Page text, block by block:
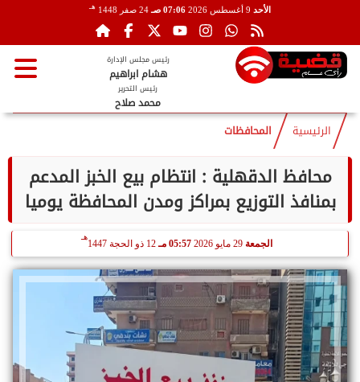
الأحد 07:06 صـ 24 صفر 1448 هـ
رئيس مجلس الإدارة
هشام ابراهيم
رئيس التحرير
محمد صلاح
الرئيسية المحافظات
محافظ الدقهلية : انتظام بيع الخبز المدعم
بمنافذ التوزيع بمراكز ومدن المحافظة يوميا
الجمعة 05:57 مـ 12 ذو الحجة 1447
هـ